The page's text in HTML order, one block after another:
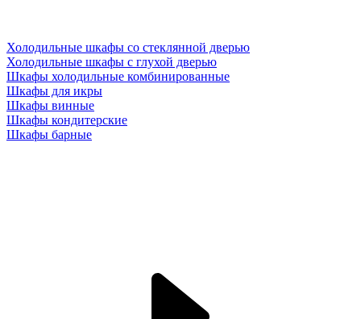
Холодильные шкафы со стеклянной дверью
Холодильные шкафы с глухой дверью
Шкафы холодильные комбинированные
Шкафы для икры
Шкафы винные
Шкафы кондитерские
Шкафы барные